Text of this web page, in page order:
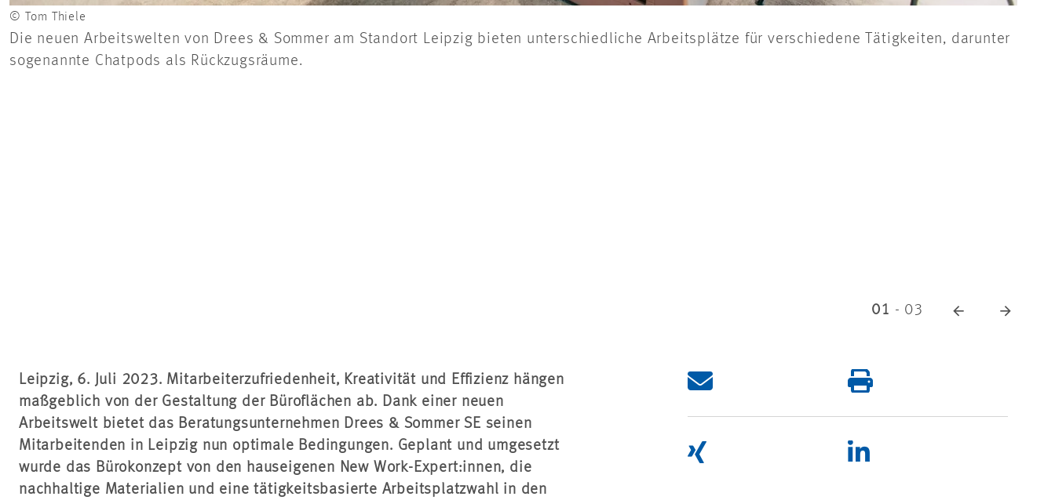
© Tom Thiele
Die neuen Arbeitswelten von Drees & Sommer am Standort Leipzig bieten unterschiedliche Arbeitsplätze für verschiedene Tätigkeiten, darunter
sogenannte Chatpods als Rückzugsräume.
01 - 03
Leipzig, 6. Juli 2023. Mitarbeiterzufriedenheit, Kreativität und Effizienz hängen
maßgeblich von der Gestaltung der Büroflächen ab. Dank einer neuen
Arbeitswelt bietet das Beratungsunternehmen Drees & Sommer SE seinen
Mitarbeitenden in Leipzig nun optimale Bedingungen. Geplant und umgesetzt
wurde das Bürokonzept von den hauseigenen New Work-Expert:innen, die
nachhaltige Materialien und eine tätigkeitsbasierte Arbeitsplatzwahl in den